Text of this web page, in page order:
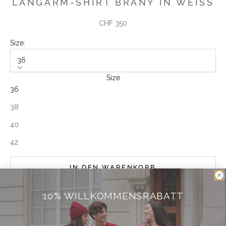
LANGARM-SHIRT BRANY IN WEISS
Angebot
CHF 350
Size:
36
Size
36
38
40
42
IN DEN WARENKORB
Weitere Bezahlmöglichkeiten
10% WILLKOMMENSRABATT